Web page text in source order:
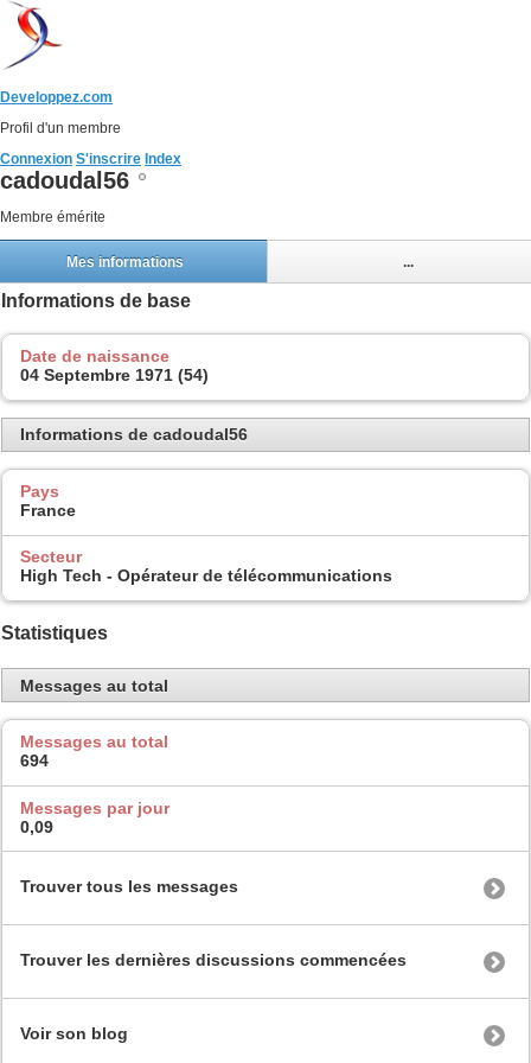
Developpez.com
Profil d'un membre
Connexion S'inscrire Index
cadoudal56
Membre émérite
Mes informations ...
Informations de base
Date de naissance
04 Septembre 1971 (54)
Informations de cadoudal56
Pays
France
Secteur
High Tech - Opérateur de télécommunications
Statistiques
Messages au total
Messages au total
694
Messages par jour
0,09
Trouver tous les messages
Trouver les dernières discussions commencées
Voir son blog